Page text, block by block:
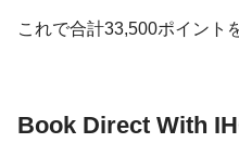
これで合計33,500ポイント
Book Direct With